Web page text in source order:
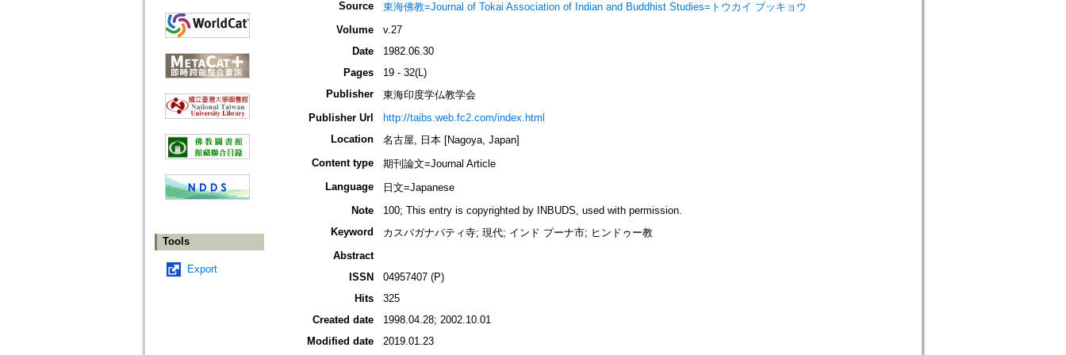
Tools
Export
Source
東海佛教=Journal of Tokai Association of Indian and Buddhist Studies=トウカイ ブッキョウ
Volume
v.27
Date
1982.06.30
Pages
19 - 32(L)
Publisher
東海印度学仏教学会
Publisher Url
http://taibs.web.fc2.com/index.html
Location
名古屋, 日本 [Nagoya, Japan]
Content type
期刊論文=Journal Article
Language
日文=Japanese
Note
100; This entry is copyrighted by INBUDS, used with permission.
Keyword
カスバガナパティ寺; 現代; インド プーナ市; ヒンドゥー教
Abstract
ISSN
04957407 (P)
Hits
325
Created date
1998.04.28; 2002.10.01
Modified date
2019.01.23